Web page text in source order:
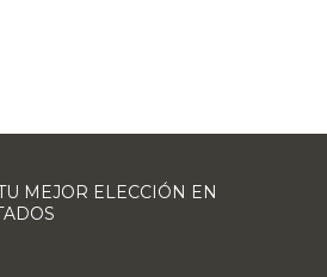
MEJOR ELECCIÓN EN